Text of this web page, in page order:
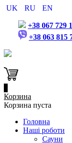
UK RU EN
+38 067 729
+38 063 815
Корзина
Корзина пуста
Головна
Наші роботи
Сауни